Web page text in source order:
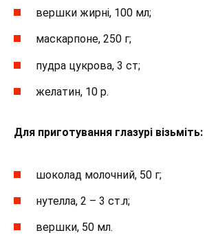
вершки жирні, 100 мл;
маскарпоне, 250 г;
пудра цукрова, 3 ст;
желатин, 10 р.
Для приготування глазурі візьміть:
шоколад молочний, 50 г;
нутелла, 2 – 3 ст.л;
вершки, 50 мл.